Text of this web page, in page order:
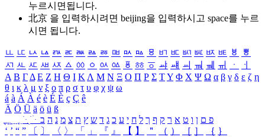
누르시면됩니다.
北京 을 입력하시려면 beijing을 입력하시고 space를 누르
시면 됩니다.
ㅥ ㅦ ㅧ ㅨ ㅩ ㅪ ㅫ ㅬ ㅭ ㅮ ㅯ ㅰ ㅱ ㅲ ㅳ ㅴ ㅵ ㅶ ㅷ ㅸ
ㅹ
ㅺ ㅻ ㅼ ㅽ ㅾ ㅿ ㆀ ㆁ ㆂ ㆃ ㆄ ㆅ ㆆ ㆇ ㆈ ㆉ ㆊ ㆋ ㆌ ㆍ
ㆎ
Α Β ΓΔ Ε Ζ Η Θ Ι ΚΛ Μ Ν Ξ Ο Π Ρ Σ ΤΥ Φ Χ Ψ Ω α β γ δ ε ζ η
θ ι κ λ μ ν ξ ο π ρ σ τ υ φ χ ψ ω
á à Á À é è É È ç Ç ê
Ä Ö Ü ä ö ü ß
ִֶֹ ֻּ ׁׂ פ ם ן ו ט א ר ק ף ך ל ח י ע כ ג ד ש ץ ת צ מ נ ה ב
‘ ’ “ ” 〔 〕 〈 〉 「 」 『 』 【 】 ＂ （ ） ［ ］ ｛ ｝